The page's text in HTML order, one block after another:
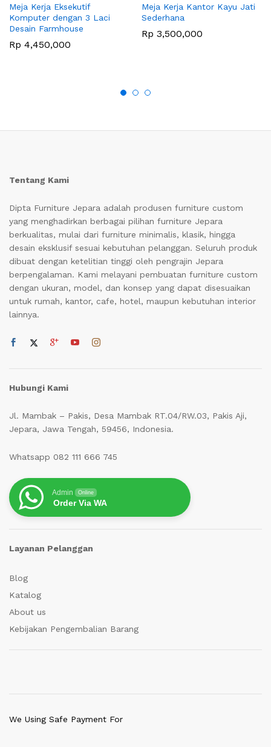
Meja Kerja Eksekutif
Komputer dengan 3 Laci
Desain Farmhouse
Rp 4,450,000
Meja Kerja Kantor Kayu Jati
Sederhana
Rp 3,500,000
Tentang Kami
Dipta Furniture Jepara adalah produsen furniture custom
yang menghadirkan berbagai pilihan furniture Jepara
berkualitas, mulai dari furniture minimalis, klasik, hingga
desain eksklusif sesuai kebutuhan pelanggan. Seluruh produk
dibuat dengan ketelitian tinggi oleh pengrajin Jepara
berpengalaman. Kami melayani pembuatan furniture custom
dengan ukuran, model, dan konsep yang dapat disesuaikan
untuk rumah, kantor, cafe, hotel, maupun kebutuhan interior
lainnya.
Hubungi Kami
Jl. Mambak – Pakis, Desa Mambak RT.04/RW.03, Pakis Aji,
Jepara, Jawa Tengah, 59456, Indonesia.
Whatsapp 082 111 666 745
Admin Online
Order Via WA
Layanan Pelanggan
Blog
Katalog
About us
Kebijakan Pengembalian Barang
We Using Safe Payment For